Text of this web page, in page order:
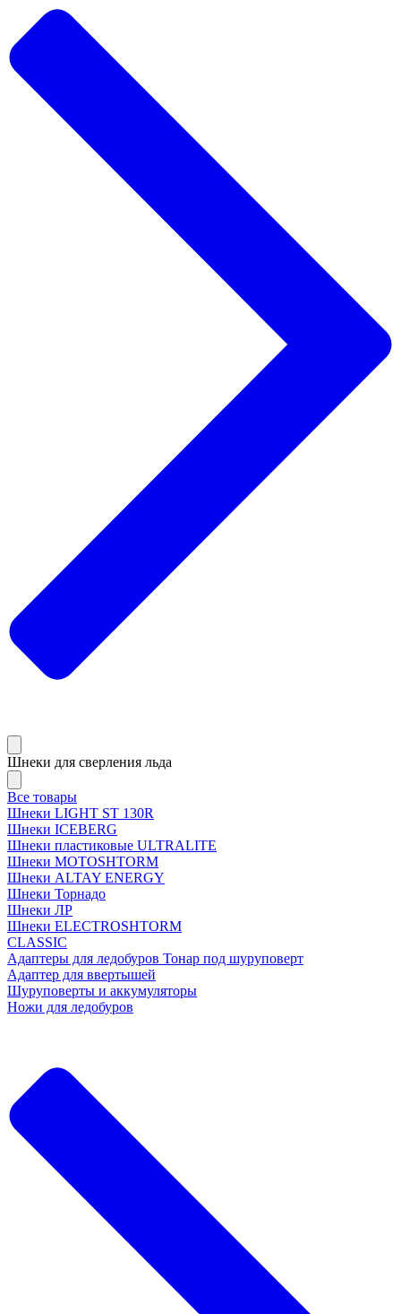
Шнеки для сверления льда
Все товары
Шнеки LIGHT ST 130R
Шнеки ICEBERG
Шнеки пластиковые ULTRALITE
Шнеки MOTOSHTORM
Шнеки ALTAY ENERGY
Шнеки Торнадо
Шнеки ЛР
Шнеки ELECTROSHTORM
CLASSIC
Адаптеры для ледобуров Тонар под шуруповерт
Адаптер для ввертышей
Шуруповерты и аккумуляторы
Ножи для ледобуров